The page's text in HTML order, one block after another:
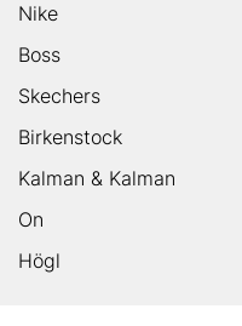
Nike
Boss
Skechers
Birkenstock
Kalman & Kalman
On
Högl